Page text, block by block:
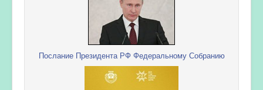
Послание Президента РФ Федеральному Собранию